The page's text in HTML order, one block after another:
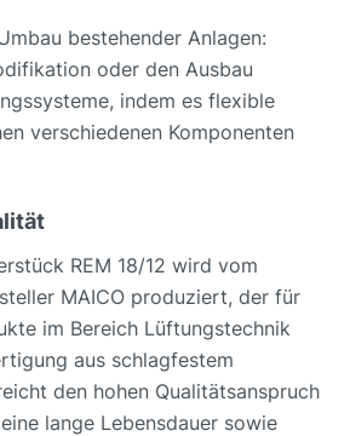
bestehender Anlagen:
oder den Ausbau
indem es flexible
verschiedenen Komponenten
REM 18/12 wird vom
MAICO produziert, der für
im Bereich Lüftungstechnik
aus schlagfestem
den hohen Qualitätsanspruch
lange Lebensdauer sowie